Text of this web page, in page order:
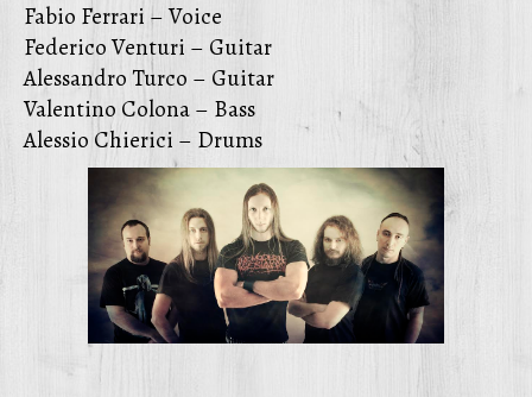
Fabio Ferrari – Voice
Federico Venturi – Guitar
Alessandro Turco – Guitar
Valentino Colona – Bass
Alessio Chierici – Drums